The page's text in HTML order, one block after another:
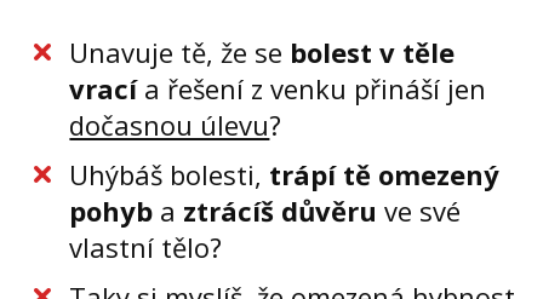
Unavuje tě, že se bolest v těle
vracía řešení z venku přináší jen
dočasnou úlevu?
Uhýbáš bolesti, trápí tě omezený
pohyb a ztrácíš důvěru ve své
vlastní tělo?